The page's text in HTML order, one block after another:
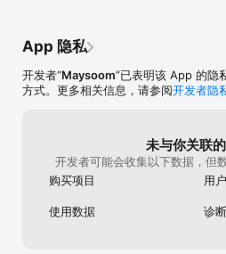
按固定金额或百分比设置周目标或月目
度，让目标在交易时始终可见，而不是
按金额或百分比跟踪每日亏损限额和最
你是在限额内、接近限额，还是已经突
的一部分。
查看计算权益、交易盈亏、交易回报率
- 轻点任意统计项，即可查看背后的交
App 隐私
开发者“Maysoom”已表明该 App 的隐
方式。更多相关信息，请参阅开发者隐
未与你关联
开发者可能会收集以下数据，但
购买项目
用
使用数据 诊断